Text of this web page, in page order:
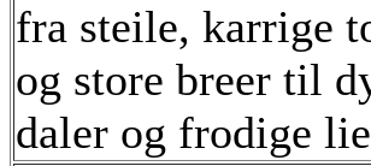
fra steile, karrige
og store breer til
daler og frodige